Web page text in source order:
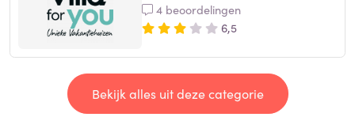
4 beoordelingen
6,5
Bekijk alles uit deze categorie